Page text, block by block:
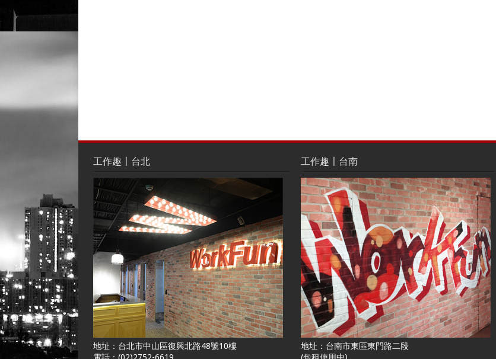
工作趣〡台北
地址：台北市中山區復興北路48號10樓
工作趣〡台南
地址：台南市東區東門路二段